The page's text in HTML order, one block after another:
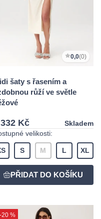
0,0(0)
šaty s řasením a
růží ve světle
Kč
Skladem
velikosti:
S M L XL
-20 %